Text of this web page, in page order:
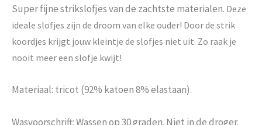
Super fijne strikslofjes van de zachtste materialen. Deze
ideale slofjes zijn de droom van elke ouder! Door de strik
koordjes krijgt jouw kleintje de slofjes niet uit. Zo raak je
nooit meer een slofje kwijt!
Materiaal: tricot (92% katoen 8% elastaan).
Wasvoorschrift: Wassen op 30 graden. Niet in de droger.